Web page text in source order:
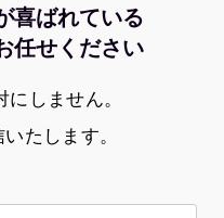
喜ばれている
任せください
しません。
たします。